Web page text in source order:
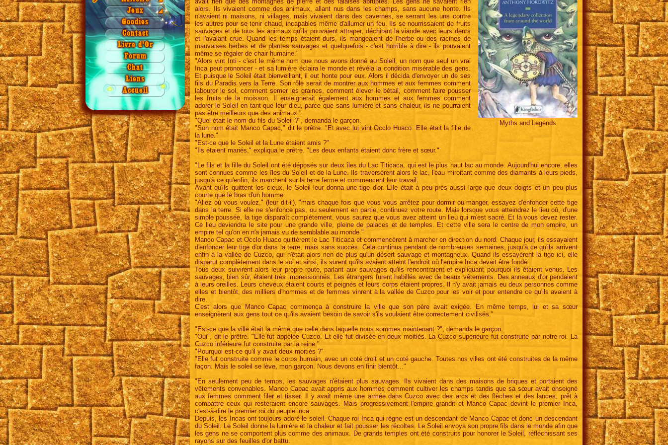
Jeux
NAEZ
Saison 3
Saison 4
Saison 2
Saison 3
Saison 4
Origine
Légende
Jeux ◢
Quiz 1a
Quiz 1b
Quiz 2
Quiz 3
Quiz 4
Grille 1
Grille 2
Puzzle
Goodies
Contact
Livre d'Or
Forum
Chat
Liens
Accueil
Myths and Legends
alors. Ils vivaient comme des animaux, allant nus dans les champs, sans aucune honte. Ils
n'avaient ni maisons, ni villages, mais vivaient dans des cavernes, se serrant les uns contre
les autres pour se tenir chaud, incapables même d'allumer un feu. Ils se nourrissaient de fruits
sauvages et de tous les animaux qu'ils pouvaient attraper, déchirant la viande avec leurs dents
et l'avalant crue. Quand les temps étaient durs, ils mangeaient de l'herbe ou des racines de
mauvaises herbes et de plantes sauvages et quelquefois - c'est horrible à dire - ils pouvaient
même se régaler de chair humaine."
"Alors vint Inti - c'est le même nom que nous avons donné au Soleil, un nom que seul un vrai
Inca peut prononcer - et sa lumière éclaira le monde et révéla la condition misérable des gens.
Et puisque le Soleil était bienveillant, il eut honte pour eux. Alors il décida d'envoyer un de ses
fils du Paradis vers la Terre. Son rôle serait de montrer aux hommes et aux femmes comment
labourer le sol, comment semer les graines, comment élever le bétail, comment faire pousser
les fruits de la moisson. Il enseignerait également aux hommes et aux femmes comment
adorer le Soleil en tant que leur dieu, parce que sans lumière et sans chaleur, ils ne pourraient
pas être meilleurs que des animaux."
"Quel était le nom du fils du Soleil ?", demanda le garçon.
"Son nom était Manco Capac," dit le prêtre. "Et avec lui vint Occlo Huaco. Elle était la fille de
la lune."
"Est-ce que le Soleil et la Lune étaient amis ?"
"Ils étaient mariés," expliqua le prêtre. "Les deux enfants étaient donc frère et sœur."
"Le fils et la fille du Soleil ont été déposés sur deux îles du Lac Titicaca, qui est le plus haut lac au monde. Aujourd'hui encore, elles
sont connues comme les îles du Soleil et de la Lune. Ils traversèrent alors le lac, l'eau miroitant comme des diamants à leurs pieds,
jusqu'à ce qu'enfin, ils marchent sur la terre ferme et commencent leur travail.
Avant qu'ils quittent les cieux, le Soleil leur donna une tige d'or. Elle était à peu près aussi large que deux doigts et un peu plus
courte que le bras d'un homme.
"Allez où vous voulez," (leur dit-il), "mais chaque fois que vous vous arrêtez pour dormir ou manger, essayez d'enfoncer cette tige
dans la terre. Si elle ne s'enfonce pas, ou seulement en partie, continuez votre route. Mais lorsque vous atteindrez le lieu où, d'une
simple poussée, la tige disparaît complètement, vous saurez que vous avez atteint un lieu qui m'est sacré. Et là vous devez rester.
Ce lieu deviendra le site pour une grande ville, pleine de palaces et de temples. Et cette ville sera le centre de mon empire, un
empire tel qu'on en n'a jamais vu de semblable au monde."
Manco Capac et Occlo Huaco quittèrent le Lac Titicaca et commencèrent à marcher en direction du nord. Chaque jour, ils essayaient
d'enfoncer leur tige d'or dans la terre, mais sans succès. Cela continua pendant de nombreuses semaines, jusqu'à ce qu'ils arrivent
enfin à la vallée de Cuzco, qui n'était alors rien de plus qu'un désert sauvage et montagneux. Quand ils essayèrent la tige ici, elle
disparut complètement dans le sol et ainsi, ils surent qu'ils avaient atteint l'endroit où l'empire Inca devait être fondé.
Tous deux suivirent alors leur propre route, parlant aux sauvages qu'ils rencontraient et expliquant pourquoi ils étaient venus. Les
sauvages, bien sûr, étaient très impressionnés. Les étrangers furent habillés avec de beaux vêtements. Des anneaux d'or pendaient
à leurs oreilles. Leurs cheveux étaient courts et peignés et leurs corps étaient propres. Il n'y avait jamais eu deux personnes comme
elles et bientôt, des milliers d'hommes et de femmes vinrent à la vallée de Cuzco pour les voir et pour entendre ce qu'ils avaient à
dire.
C'est alors que Manco Capac commença à construire la ville que son père avait exigée. En même temps, lui et sa sœur
enseignèrent aux gens tout ce qu'ils avaient besoin de savoir s'ils voulaient être correctement civilisés."
"Est-ce que la ville était la même que celle dans laquelle nous sommes maintenant ?", demanda le garçon.
"Oui", dit le prêtre. "Elle fut appelée Cuzco. Et elle fut divisée en deux moitiés. La Cuzco supérieure fut construite par notre roi. La
Cuzco inférieure fut construite par la reine."
"Pourquoi est-ce qu'il y avait deux moitiés ?"
"Elle fut construite comme le corps humain, avec un coté droit et un coté gauche. Toutes nos villes ont été construites de la même
façon. Mais le soleil se lève, mon garçon. Nous devons en finir bientôt..."
"En seulement peu de temps, les sauvages n'étaient plus sauvages. Ils vivaient dans des maisons de briques et portaient des
vêtements convenables. Manco Capac avait appris aux hommes comment cultiver les champs tandis que sa sœur avait enseigné
aux femmes comment filer et tisser. Il y avait même une armée dans Cuzco avec des arcs et des flèches et des lances, prêt à
combattre ceux qui resteraient encore sauvages. Mais progressivement l'empire grandit et Manco Capac devint le premier Inca,
c'est-à-dire le premier roi du peuple inca.
Depuis, les Incas ont toujours adoré le soleil. Chaque roi Inca qui règne est un descendant de Manco Capac et donc un descendant
du Soleil. Le Soleil donne la lumière et la chaleur et fait pousser les récoltes. Le Soleil envoya son propre fils dans le monde afin que
les gens ne se comportent plus comme des animaux. De grands temples ont été construits pour honorer le Soleil, réfléchissant ses
rayons sur des feuilles d'or battu.